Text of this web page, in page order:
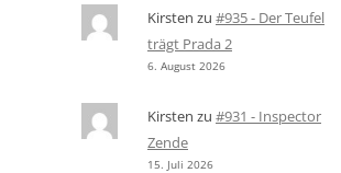
Kirsten zu #935 - Der Teufel
trägt Prada 2
6. August 2026
Kirsten zu #931 - Inspector
Zende
15. Juli 2026